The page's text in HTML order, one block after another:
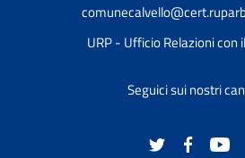
URP - Ufficio Relazioni con
Seguici sui nostri